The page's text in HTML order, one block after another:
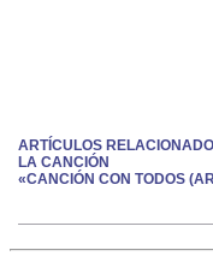
ARTÍCULOS
LA CANCIÓN
«CANCIÓN CON TODOS